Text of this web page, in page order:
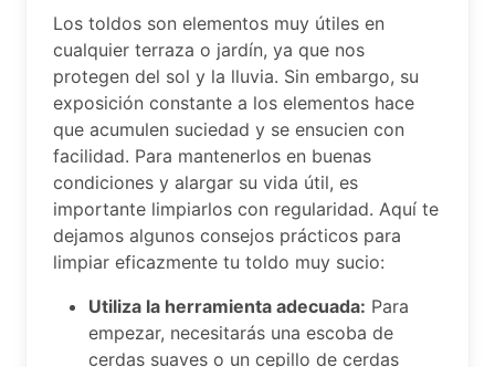
Los toldos son elementos muy útiles en
cualquier terraza o jardín, ya que nos
protegen del sol y la lluvia. Sin embargo, su
exposición constante a los elementos hace
que acumulen suciedad y se ensucien con
facilidad. Para mantenerlos en buenas
condiciones y alargar su vida útil, es
importante limpiarlos con regularidad. Aquí te
dejamos algunos consejos prácticos para
limpiar eficazmente tu toldo muy sucio:
Utiliza la herramienta adecuada: Para
empezar, necesitarás una escoba de
cerdas suaves o un cepillo de cerdas